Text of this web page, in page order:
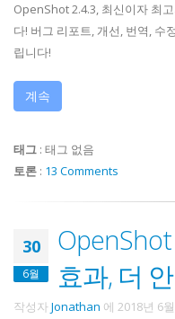
OpenShot 2.4.3, 최신이자 최
다! 버그 리포트, 개선, 번역, 수
립니다!
계속
태그 : 태그 없음
토론 : 13 Comments
30
6월
효과, 더
작성자Jonathan 에 2018년 6